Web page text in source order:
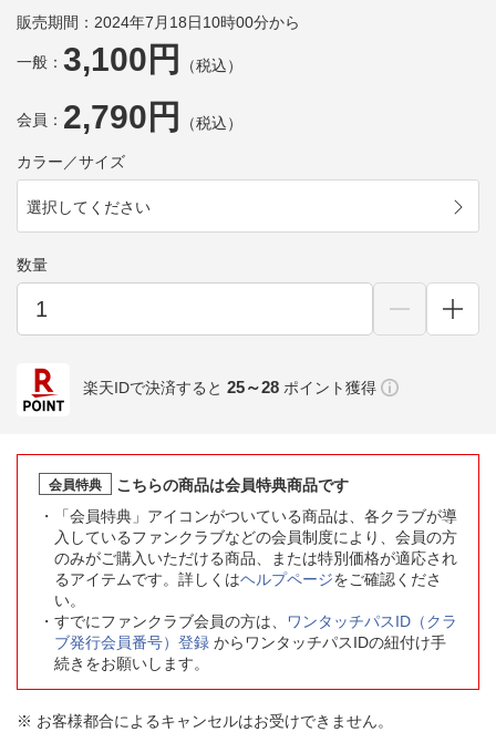
販売期間：2024年7月18日10時00分から
一般： 3,100円 （税込）
会員： 2,790円 （税込）
カラー／サイズ
選択してください
数量
楽天IDで決済すると 25～28 ポイント獲得
会員特典
こちらの商品は会員特典商品です
「会員特典」アイコンがついている商品は、各クラブが導
入しているファンクラブなどの会員制度により、会員の方
のみがご購入いただける商品、または特別価格が適応され
るアイテムです。詳しくはヘルプページをご確認くださ
い。
すでにファンクラブ会員の方は、
ワンタッチパスID（クラ
ブ発行会員番号）登録 からワンタッチパスIDの紐付け手
続きをお願いします。
※ お客様都合によるキャンセルはお受けできません。